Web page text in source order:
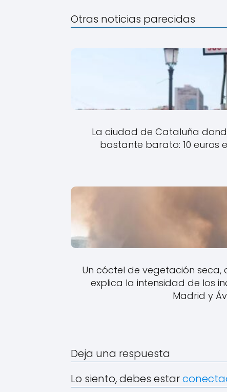
Otras noticias parecidas
La ciudad de Cataluña
bastante barato: 10 euros
Un cóctel de vegetación
explica la intensidad de los
Madrid y
Deja una respuesta
Lo siento, debes estar